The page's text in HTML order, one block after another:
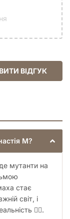
ВІДГУК
М?
мутанти на
стає
світ, і
🦸‍♂️.